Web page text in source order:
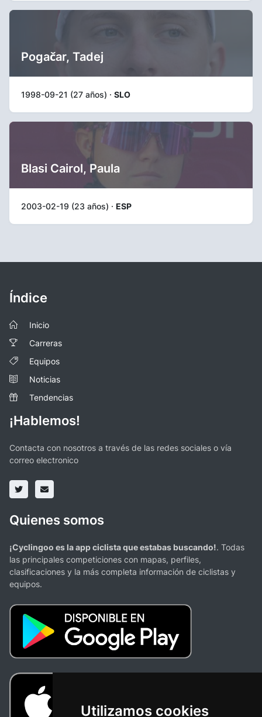
Utilizamos cookies
Pogačar, Tadej
1998-09-21 (27 años) · SLO
Blasi Cairol, Paula
2003-02-19 (23 años) · ESP
Índice
Inicio
Carreras
Equipos
Noticias
Tendencias
¡Hablemos!
Contacta con nosotros a través de las redes sociales o vía
correo electronico
Quienes somos
¡Cyclingoo es la app ciclista que estabas buscando!. Todas
las principales competiciones con mapas, perfiles,
clasificaciones y la más completa información de ciclistas y
equipos.